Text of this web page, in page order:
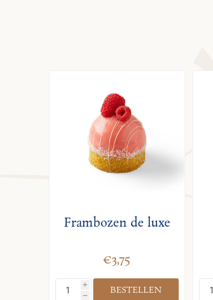
Frambozen de luxe
€3,75
i
h